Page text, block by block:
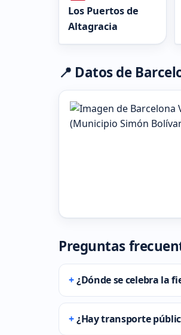
Los Puertos de
Altagracia
📍 Datos de
Preguntas
¿Dónde se celebra la
¿Hay transporte